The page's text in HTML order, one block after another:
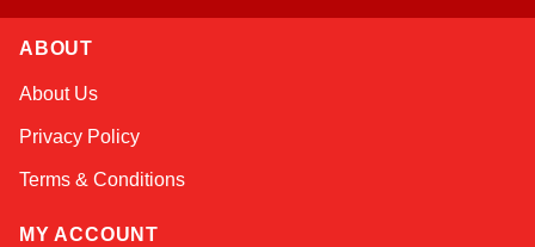
ABOUT
About Us
Privacy Policy
Terms & Conditions
MY ACCOUNT